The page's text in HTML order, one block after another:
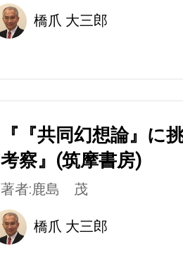
橋爪 大三郎
『『共同幻想論』
考察』(筑摩書房)
著者:鹿島 茂
橋爪 大三郎